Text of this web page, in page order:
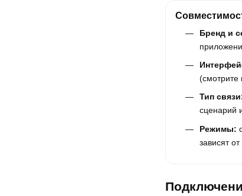
Бренд и
(смотрите
Тип
сценарий
Режимы:
зависят